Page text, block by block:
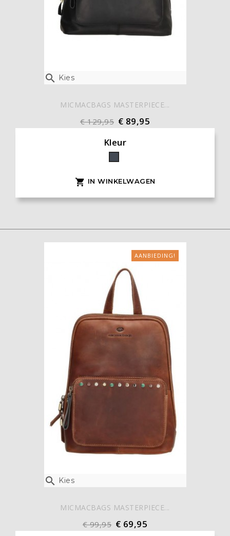
 Kies
MICMACBAGS MASTERPIECE...
€ 129,95 € 89,95
Kleur
Zwart
 IN WINKELWAGEN
 Kies
AANBIEDING!
MICMACBAGS MASTERPIECE...
€ 99,95 € 69,95